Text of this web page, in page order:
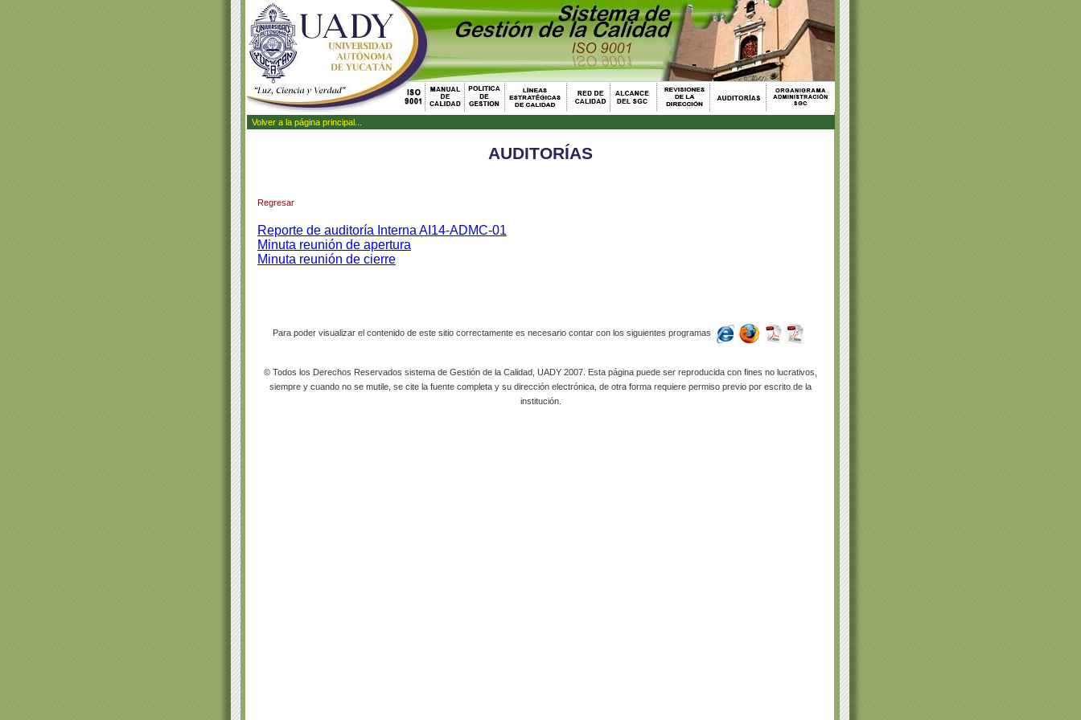
Volver a la página principal...
AUDITORÍAS
Regresar
Reporte de auditoría Interna AI14-ADMC-01
Minuta reunión de apertura
Minuta reunión de cierre
Para poder visualizar el contenido de este sitio correctamente es necesario contar con los siguientes programas
© Todos los Derechos Reservados sistema de Gestión de la Calidad, UADY 2007. Esta página puede ser reproducida con fines no lucrativos,
siempre y cuando no se mutile, se cite la fuente completa y su dirección electrónica, de otra forma requiere permiso previo por escrito de la
institución.